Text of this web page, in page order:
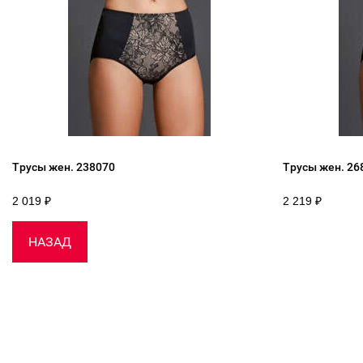
Трусы жен. 238070
2 019 ₽
Трусы жен.
2 219 ₽
НАЗАД